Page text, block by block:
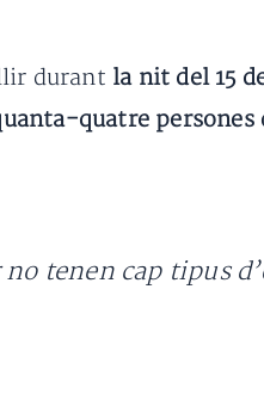
durant la nit del 15
quatre persones
tenen cap tipus